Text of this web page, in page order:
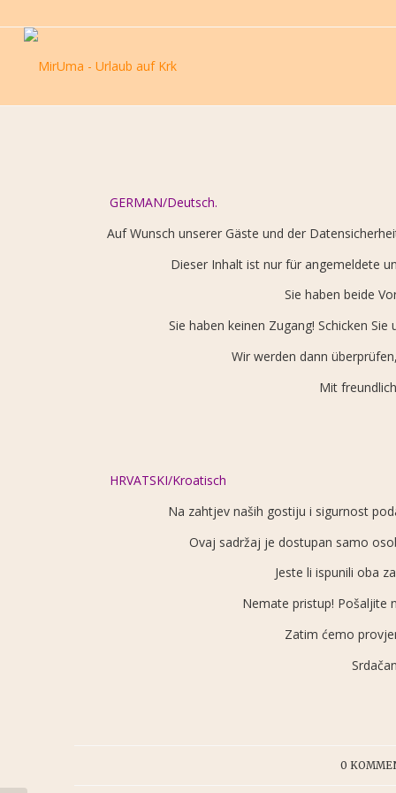
GERMAN/Deutsch.
Auf Wunsch unserer Gäste und der
Dieser Inhalt ist nur für angemeldete
Sie haben beide
Sie haben keinen Zugang! Schicken Sie
Wir werden dann
Mit
HRVATSKI/Kroatisch
Na zahtjev naših gostiju i sigurnost
Ovaj sadržaj je dostupan samo
Jeste li ispunili oba
Nemate pristup! Pošaljite
Zatim ćemo
0 /